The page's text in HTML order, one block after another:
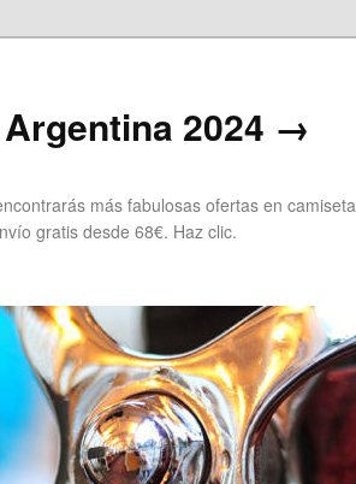
2024 →
más fabulosas ofertas en camiseta
gratis desde 68€. Haz clic.